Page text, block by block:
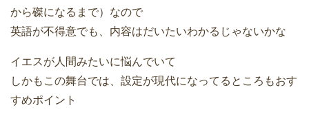
から磔になるまで）なので
英語が不得意でも、内容はだいたいわかるじゃないかな
イエスが人間みたいに悩んでいて
しかもこの舞台では、設定が現代になってるところもおす
すめポイント